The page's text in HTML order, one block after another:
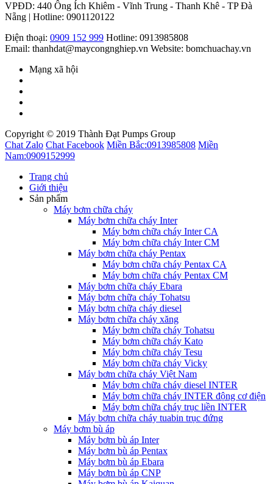
VPĐD: 440 Ông Ích Khiêm - Vĩnh Trung - Thanh Khê - TP Đà
Nẵng | Hotline: 0901120122
Điện thoại: 0909 152 999 Hotline: 0913985808
Email: thanhdat@maycongnghiep.vn Website: bomchuachay.vn
Mạng xã hội
Copyright © 2019 Thành Đạt Pumps Group
Chat Zalo Chat Facebook Miền Bắc:0913985808 Miền
Nam:0909152999
Trang chủ
Giới thiệu
Sản phẩm
Máy bơm chữa cháy
Máy bơm chữa cháy Inter
Máy bơm chữa cháy Inter CA
Máy bơm chữa cháy Inter CM
Máy bơm chữa cháy Pentax
Máy bơm chữa cháy Pentax CA
Máy bơm chữa cháy Pentax CM
Máy bơm chữa cháy Ebara
Máy bơm chữa cháy Tohatsu
Máy bơm chữa cháy diesel
Máy bơm chữa cháy xăng
Máy bơm chữa cháy Tohatsu
Máy bơm chữa cháy Kato
Máy bơm chữa cháy Tesu
Máy bơm chữa cháy Vicky
Máy bơm chữa cháy Việt Nam
Máy bơm chữa cháy diesel INTER
Máy bơm chữa cháy INTER động cơ điện
Máy bơm chữa cháy trục liền INTER
Máy bơm chữa cháy tuabin trục đứng
Máy bơm bù áp
Máy bơm bù áp Inter
Máy bơm bù áp Pentax
Máy bơm bù áp Ebara
Máy bơm bù áp CNP